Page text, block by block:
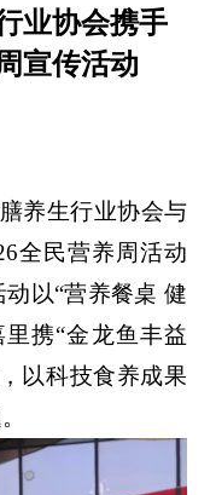
业协会携手
宣传活动
养生行业协会与
全民营养周活动
以“营养餐桌 健
携“金龙鱼丰益
以科技食养成果